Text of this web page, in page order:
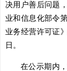
决用户善后问题
业和信息化部令
业务经营许可证
日。
在公示期内